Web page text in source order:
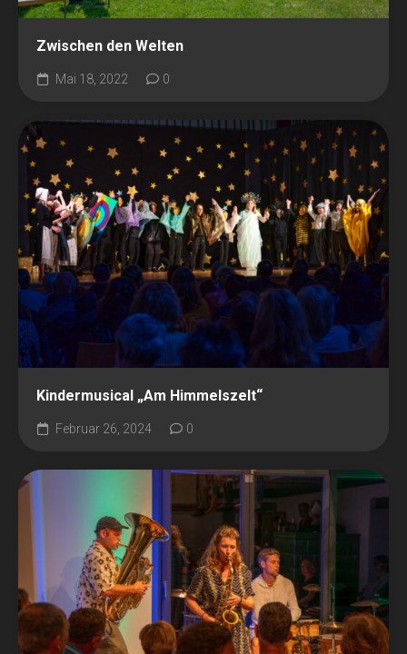
Zwischen den Welten
Mai 18, 2022 0
Kindermusical „Am Himmelszelt“
Februar 26, 2024 0